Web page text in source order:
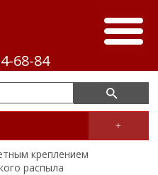
68-84
+
креплением
распыла